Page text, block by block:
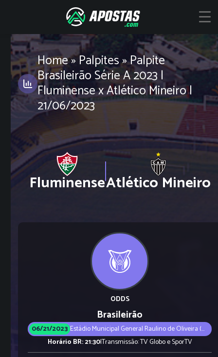
Home»Palpites»Palpite
Brasileirão Série A 2023 |
Fluminense x Atlético Mineiro |
21/06/2023
FluminenseAtlético Mineiro
ODDS
Brasileirão
06/21/2023
Estádio Municipal General Raulino de Oliveira (Rio de Janeiro)
Horário BR: 21:30|Transmissão: TV Globo e SporTV